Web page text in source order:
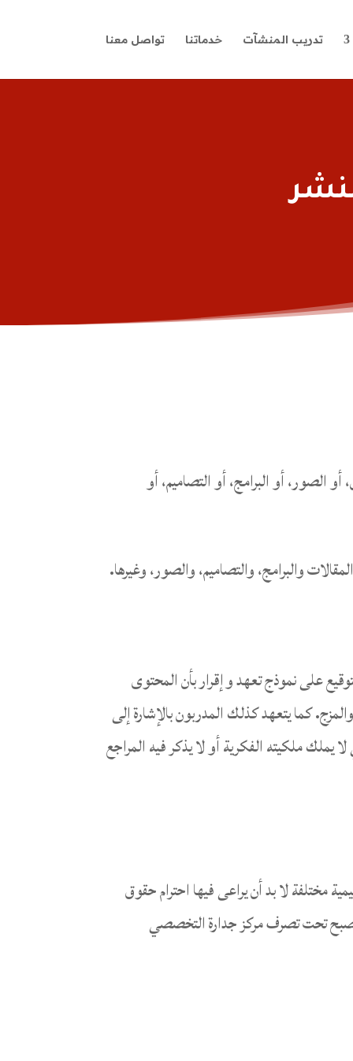
تدريب المنشآت خدماتنا تواصل معنا
الصور، أو البرامج، أو التصاميم، أو
والبرامج، والتصاميم، والصور، وغيرها.
على نموذج تعهد وإقرار بأن المحتوى
كما يتعهد كذلك المدربون بالإشارة إلى
يملك ملكيته الفكرية أو لا يذكر فيه المراجع
مختلفة لا بد أن يراعى فيها احترام حقوق
تصبح تحت تصرف مركز جدارة التخصصي